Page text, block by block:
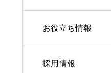
お役立ち情報
採用情報